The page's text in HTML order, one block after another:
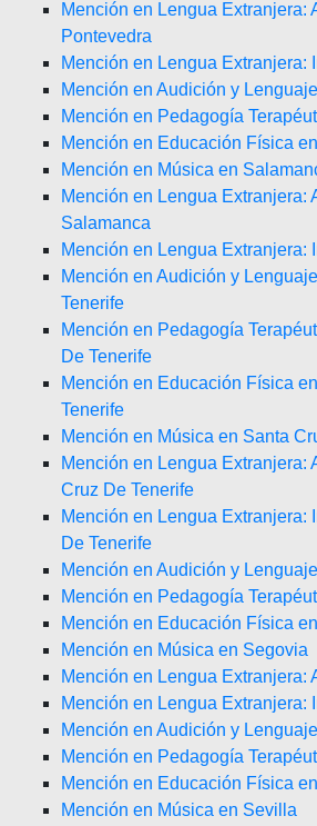
Mención en Lengua Extranjera:
Pontevedra
Mención en Lengua Extranjera:
Mención en Audición y
Mención en Pedagogía
Mención en Educación Física
Mención en Música en
Mención en Lengua Extranjera:
Salamanca
Mención en Lengua Extranjera:
Mención en Audición y
Tenerife
Mención en Pedagogía
De Tenerife
Mención en Educación Física
Tenerife
Mención en Música en Santa
Mención en Lengua Extranjera:
Cruz De Tenerife
Mención en Lengua Extranjera:
De Tenerife
Mención en Audición y
Mención en Pedagogía
Mención en Educación Física
Mención en Música en Segovia
Mención en Lengua Extranjera:
Mención en Lengua Extranjera:
Mención en Audición y
Mención en Pedagogía
Mención en Educación Física
Mención en Música en Sevilla